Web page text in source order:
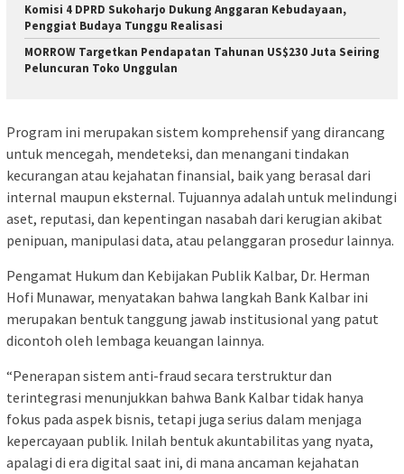
Komisi 4 DPRD Sukoharjo Dukung Anggaran Kebudayaan,
Penggiat Budaya Tunggu Realisasi
MORROW Targetkan Pendapatan Tahunan US$230 Juta Seiring
Peluncuran Toko Unggulan
Program ini merupakan sistem komprehensif yang dirancang
untuk mencegah, mendeteksi, dan menangani tindakan
kecurangan atau kejahatan finansial, baik yang berasal dari
internal maupun eksternal. Tujuannya adalah untuk melindungi
aset, reputasi, dan kepentingan nasabah dari kerugian akibat
penipuan, manipulasi data, atau pelanggaran prosedur lainnya.
Pengamat Hukum dan Kebijakan Publik Kalbar, Dr. Herman
Hofi Munawar, menyatakan bahwa langkah Bank Kalbar ini
merupakan bentuk tanggung jawab institusional yang patut
dicontoh oleh lembaga keuangan lainnya.
“Penerapan sistem anti-fraud secara terstruktur dan
terintegrasi menunjukkan bahwa Bank Kalbar tidak hanya
fokus pada aspek bisnis, tetapi juga serius dalam menjaga
kepercayaan publik. Inilah bentuk akuntabilitas yang nyata,
apalagi di era digital saat ini, di mana ancaman kejahatan